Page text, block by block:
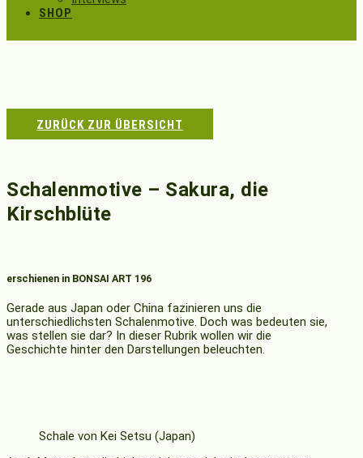
SHOP
ZURÜCK ZUR ÜBERSICHT
Schalenmotive – Sakura, die
Kirschblüte
erschienen in BONSAI ART 196
Gerade aus Japan oder China fazinieren uns die
unterschiedlichsten Schalenmotive. Doch was bedeuten sie,
was stellen sie dar? In dieser Rubrik wollen wir die
Geschichte hinter den Darstellungen beleuchten.
Schale von Kei Setsu (Japan)